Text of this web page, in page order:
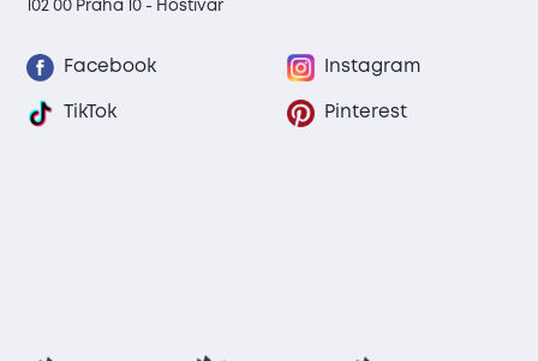
102 00 Praha 10 - Hostivař
Facebook Instagram
TikTok Pinterest